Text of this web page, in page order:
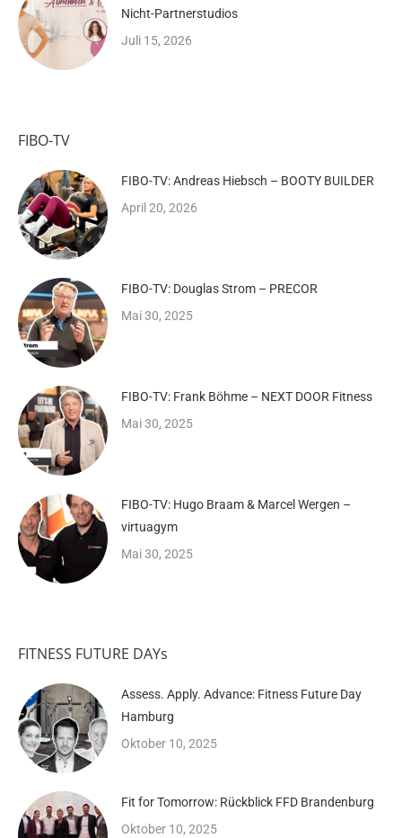
Nicht-Partnerstudios
Juli 15, 2026
FIBO-TV
FIBO-TV: Andreas Hiebsch – BOOTY BUILDER
April 20, 2026
FIBO-TV: Douglas Strom – PRECOR
Mai 30, 2025
FIBO-TV: Frank Böhme – NEXT DOOR Fitness
Mai 30, 2025
FIBO-TV: Hugo Braam & Marcel Wergen –
virtuagym
Mai 30, 2025
FITNESS FUTURE DAYs
Assess. Apply. Advance: Fitness Future Day
Hamburg
Oktober 10, 2025
Fit for Tomorrow: Rückblick FFD Brandenburg
Oktober 10, 2025